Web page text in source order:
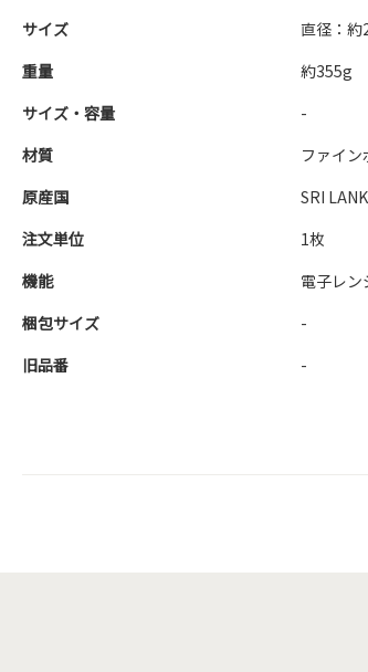
サイズ
直径：
重量
約355g
サイズ・容量
-
材質
ファイ
原産国
SRI
注文単位
1枚
機能
電子レン
梱包サイズ
-
旧品番
-